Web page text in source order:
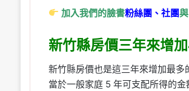
加入我們的臉書粉絲團、 社團與
新竹縣房價三年來增
新竹縣房價也是這三年來增加最
當於一般家庭 5 年可支配所得的金